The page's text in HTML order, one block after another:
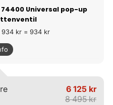
74400 Universal pop-up
934 kr = 934 kr
6 125 kr
8 495 kr